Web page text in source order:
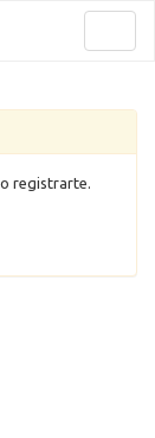
registrarte.